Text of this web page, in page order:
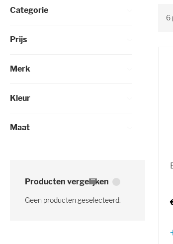
6
Selectie verfijnen
Categorie
Prijs
Merk
Kleur
Maat
Producten vergelijken
Geen producten geselecteerd.